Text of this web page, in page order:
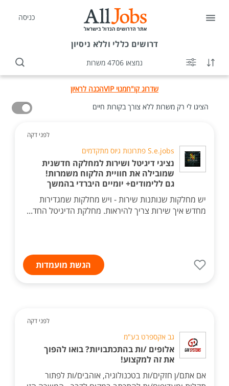
כניסה
דרושים כללי וללא ניסיון
נמצאו 4706 משרות
שדרוג קו"חמנוי VIP
הכנה לראיון
הציגו לי רק משרות ללא צורך בקורות חיים
לפני דקה
S.e.jobs פתרונות גיוס מתקדמים
נציגי דיגיטל ושירות למחלקה חדשנית
שמובילה את חוויית הלקוח משמרות!
גם ללימודים+ יומיים היברדי בהמשך
יש מחלקות שנותנות שירות - ויש מחלקות שמגדירות
מחדש איך שירות צריך להיראות. מחלקת הדיגיטל החד...
הגשת מועמדות
לפני דקה
גב אקספרט בע"מ
אלופים /ות בהתכתבויות? בואו להפוך
את זה למקצוע!
אם אתם/ן חזקים/ות בטכנולוגיה, אוהבים/ות לפתור